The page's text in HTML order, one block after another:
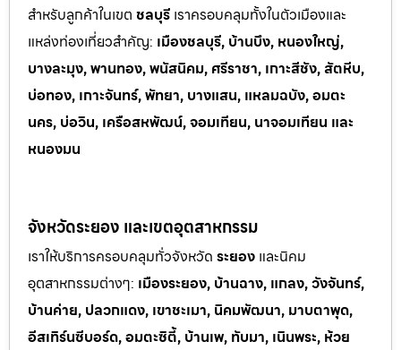
สำหรับลูกค้าในเขต ชลบุรี เราครอบคลุมทั้งในตัวเมืองและ
แหล่งท่องเที่ยวสำคัญ: เมืองชลบุรี, บ้านบึง, หนองใหญ่,
บางละมุง, พานทอง, พนัสนิคม, ศรีราชา, เกาะสีชัง, สัตหีบ,
บ่อทอง, เกาะจันทร์, พัทยา, บางแสน, แหลมฉบัง, อมตะ
นคร, บ่อวิน, เครือสหพัฒน์, จอมเทียน, นาจอมเทียน และ
หนองมน
จังหวัดระยอง และเขตอุตสาหกรรม
เราให้บริการครอบคลุมทั่วจังหวัด ระยอง และนิคม
อุตสาหกรรมต่างๆ: เมืองระยอง, บ้านฉาง, แกลง, วังจันทร์,
บ้านค่าย, ปลวกแดง, เขาชะเมา, นิคมพัฒนา, มาบตาพุด,
อีสเทิร์นซีบอร์ด, อมตะซิตี้, บ้านเพ, ทับมา, เนินพระ, ห้วย